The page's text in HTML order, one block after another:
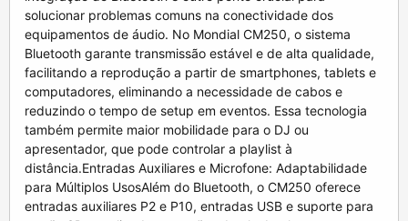
solucionar problemas comuns na conectividade dos
equipamentos de áudio. No Mondial CM250, o sistema
Bluetooth garante transmissão estável e de alta qualidade,
facilitando a reprodução a partir de smartphones, tablets e
computadores, eliminando a necessidade de cabos e
reduzindo o tempo de setup em eventos. Essa tecnologia
também permite maior mobilidade para o DJ ou
apresentador, que pode controlar a playlist à
distância.Entradas Auxiliares e Microfone: Adaptabilidade
para Múltiplos UsosAlém do Bluetooth, o CM250 oferece
entradas auxiliares P2 e P10, entradas USB e suporte para